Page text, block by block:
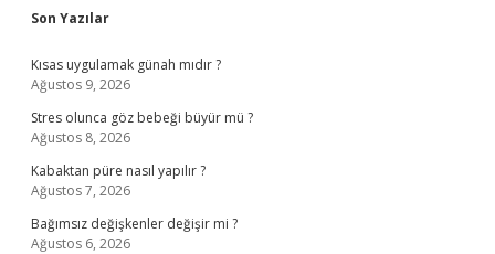
Sidebar
Son Yazılar
Kısas uygulamak günah mıdır ?
Ağustos 9, 2026
Stres olunca göz bebeği büyür mü ?
Ağustos 8, 2026
Kabaktan püre nasıl yapılır ?
Ağustos 7, 2026
Bağımsız değişkenler değişir mi ?
Ağustos 6, 2026